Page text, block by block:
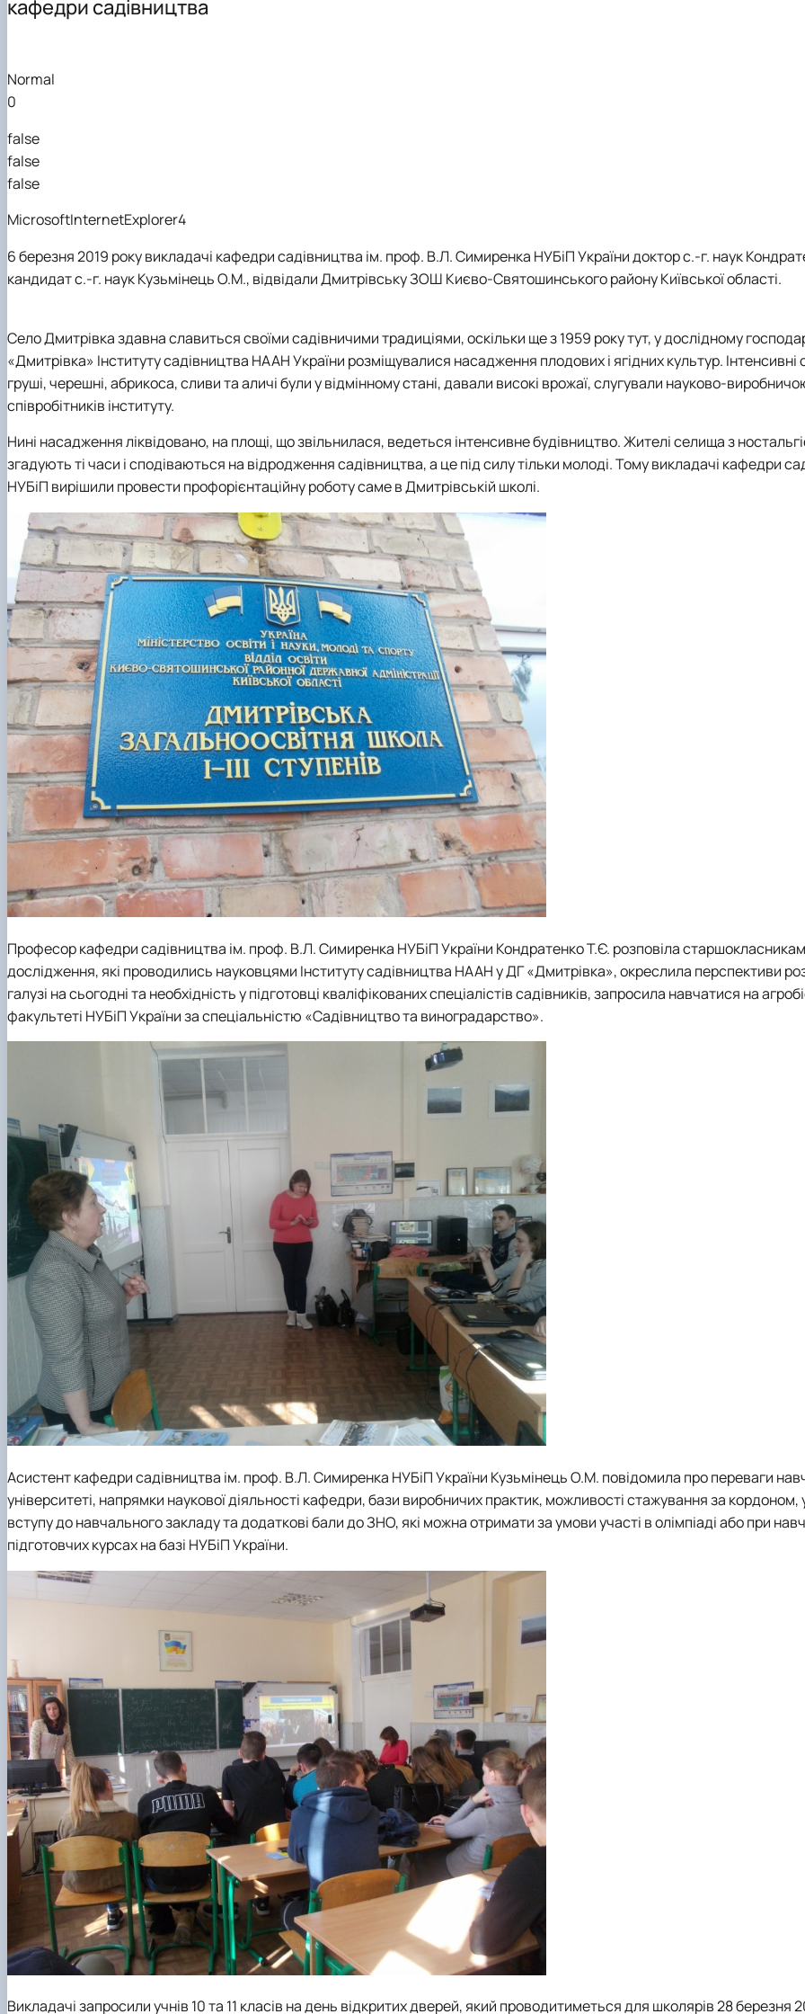
Electronic Learning Resources
Стратегія
Інстаграм
Науково-практична конференція «Симиренківські читання»
Магістратура
кафедри садівництва
Normal
0
false
false
false
MicrosoftInternetExplorer4
6 березня 2019 року викладачі кафедри садівництва ім. проф. В.Л. Симиренка НУБіП України доктор с.-г. наук
кандидат с.-г. наук Кузьмінець О.М., відвідали Дмитрівську ЗОШ Києво-Святошинського району Київської області.
Село Дмитрівка здавна славиться своїми садівничими традиціями, оскільки ще з 1959 року тут, у дослідному
«Дмитрівка» Інституту садівництва НААН України розміщувалися насадження плодових і ягідних культур. Інтенсивні
груші, черешні, абрикоса, сливи та аличі були у відмінному стані, давали високі врожаї, слугували науково-
співробітників інституту.
Нині насадження ліквідовано, на площі, що звільнилася, ведеться інтенсивне будівництво. Жителі селища з
згадують ті часи і сподіваються на відродження садівництва, а це під силу тільки молоді. Тому викладачі кафедри
НУБіП вирішили провести профорієнтаційну роботу саме в Дмитрівській школі.
Професор кафедри садівництва ім. проф. В.Л. Симиренка НУБіП України Кондратенко Т.Є. розповіла
дослідження, які проводились науковцями Інституту садівництва НААН у ДГ «Дмитрівка», окреслила перспективи
галузі на сьогодні та необхідність у підготовці кваліфікованих спеціалістів садівників, запросила навчатися на
факультеті НУБіП України за спеціальністю «Садівництво та виноградарство».
Асистент кафедри садівництва ім. проф. В.Л. Симиренка НУБіП України Кузьмінець О.М. повідомила про переваги
університеті, напрямки наукової діяльності кафедри, бази виробничих практик, можливості стажування за кордоном,
вступу до навчального закладу та додаткові бали до ЗНО, які можна отримати за умови участі в олімпіаді або при
підготовчих курсах на базі НУБіП України.
Викладачі запросили учнів 10 та 11 класів на день відкритих дверей, який проводитиметься для школярів 28 березня